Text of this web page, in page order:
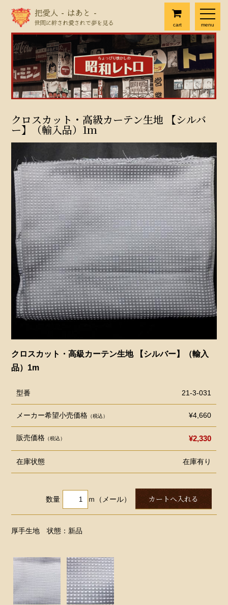
menu
cart
クロスカット・高級カーテン生地 【シルバ
ー】（輸入品）1m
クロスカット・高級カーテン生地 【シルバー】（輸入
品）1m
型番 21-3-031
メーカー希望小売価格 （税込） ¥4,660
販売価格 （税込） ¥2,330
在庫状態 在庫有り
数量 ｍ（メール）
厚手生地 状態：新品